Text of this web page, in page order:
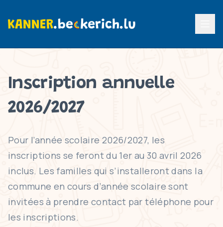
Inscription annuelle
2026/2027
Pour l’année scolaire 2026/2027, les
inscriptions se feront du 1er au 30 avril 2026
inclus. Les familles qui s’installeront dans la
commune en cours d’année scolaire sont
invitées à prendre contact par téléphone pour
les inscriptions.